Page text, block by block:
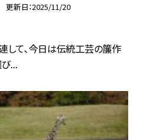
更新日 2025/11/20
して、今日は伝統工芸の簾作
...